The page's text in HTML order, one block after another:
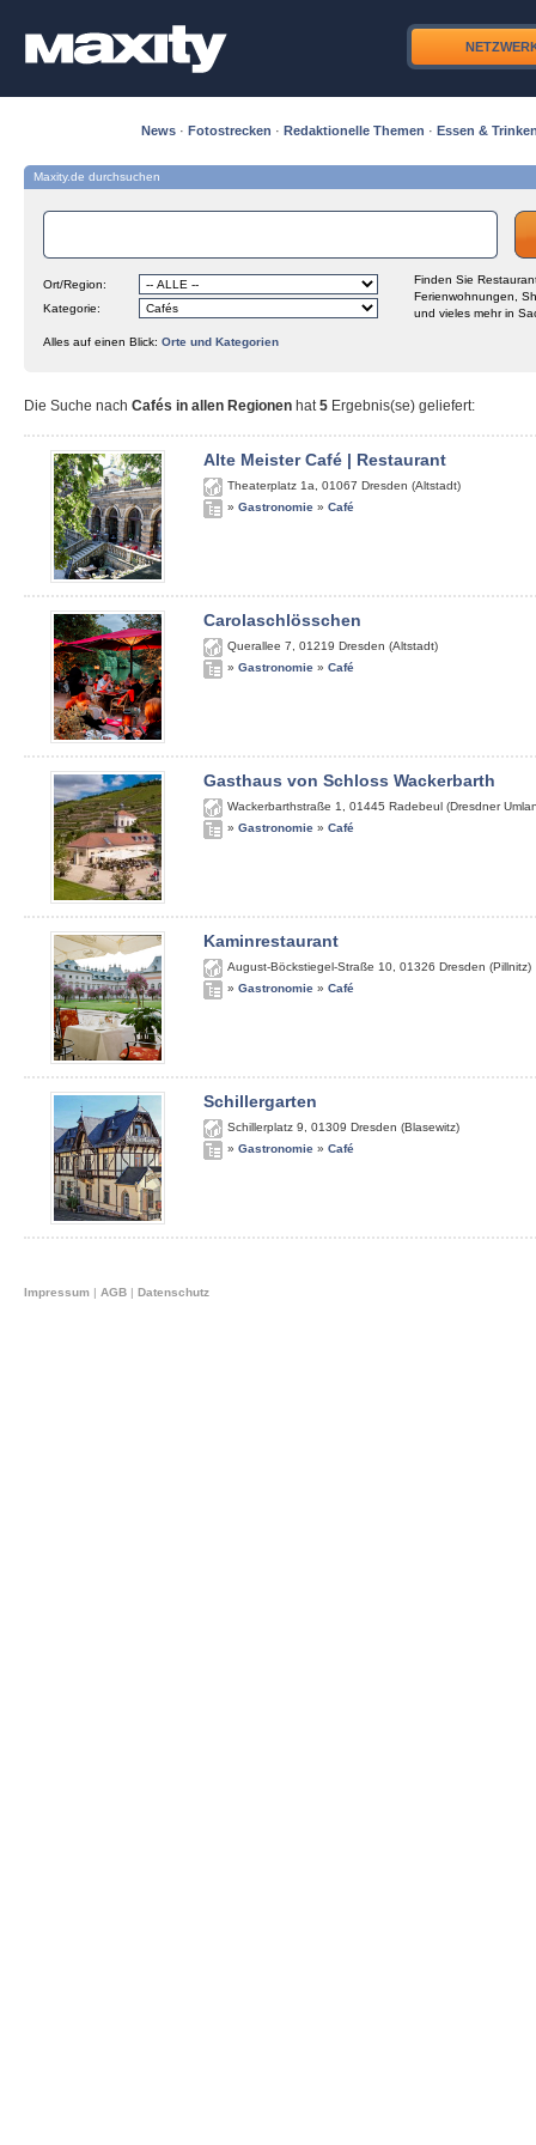
News · Fotostrecken · Redaktionelle Themen · Essen &
Maxity.de durchsuchen
Ort/Region:
Kategorie:
Finden Sie
Ferienwohnungen,
und vieles mehr in
Alles auf einen Blick: Orte und Kategorien
Die Suche nach Cafés in allen Regionen hat5 Ergebnis(se) geliefert:
Alte Meister Café | Restaurant
Theaterplatz 1a 01067 Dresden (Altstadt)
» Gastronomie » Café
Carolaschlösschen
Querallee 7 01219 Dresden (Altstadt)
» Gastronomie » Café
Gasthaus von Schloss Wackerbarth
Wackerbarthstraße 1 01445 Radebeul (Dresdner
» Gastronomie » Café
Kaminrestaurant
August-Böckstiegel-Straße 10 01326 Dresden (Pillnitz)
» Gastronomie » Café
Schillergarten
Schillerplatz 9 01309 Dresden (Blasewitz)
» Gastronomie » Café
Impressum | AGB | Datenschutz